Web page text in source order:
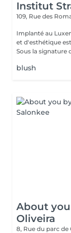
Institut
109, Rue des
Implanté au
et d'esthétique
Sous la signature
blush
About
Oliveira
8, Rue du parc de